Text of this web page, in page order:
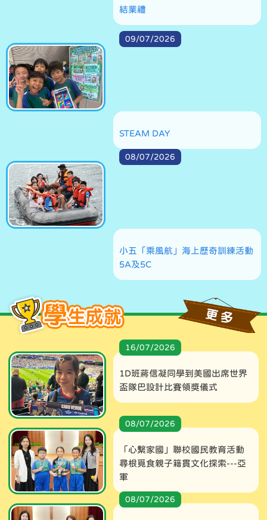
結業禮
09/07/2026
STEAM DAY
08/07/2026
小五「乘風航」海上歷奇訓練活動
5A及5C
16/07/2026
1D班蔣信凝同學到美國出席世界
盃隊巴設計比賽領獎儀式
08/07/2026
「心繫家國」聯校國民教育活動
尋根覓食親子籍貫文化探索---亞
軍
08/07/2026